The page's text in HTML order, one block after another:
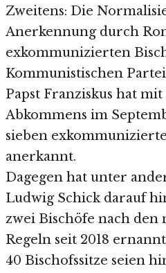
Zweitens: Die
Anerkennung durch
exkommunizierten
Kommunistischen
Papst Franziskus hat
Abkommens im
sieben
anerkannt.
Dagegen hat unter
Ludwig Schick darauf
zwei Bischöfe nach den
Regeln seit 2018
40 Bischofssitze seien